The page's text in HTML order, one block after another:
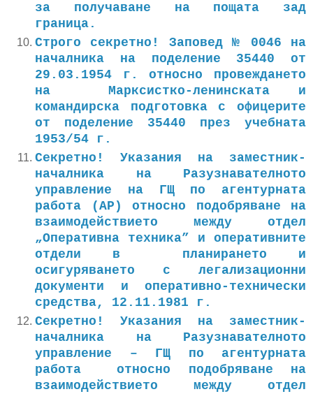
за получаване на пощата зад
граница.
Строго секретно! Заповед № 0046 на
началника на поделение 35440 от
29.03.1954 г. относно провеждането
на Марксистко-ленинската и
командирска подготовка с офицерите
от поделение 35440 през учебната
1953/54 г.
Секретно! Указания на заместник-
началника на Разузнавателното
управление на ГЩ по агентурната
работа (АР) относно подобряване на
взаимодействието между отдел
„Оперативна техника” и оперативните
отдели в планирането и
осигуряването с легализационни
документи и оперативно-технически
средства, 12.11.1981 г.
Секретно! Указания на заместник-
началника на Разузнавателното
управление – ГЩ по агентурната
работа относно подобряване на
взаимодействието между отдел